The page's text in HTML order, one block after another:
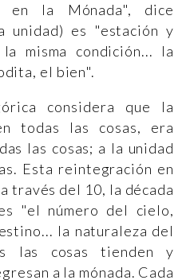
en la Mónada", dice
unidad) es "estación y
misma condición... la
el bien".
considera que la
todas las cosas, era
las cosas; a la unidad
Esta reintegración en
través del 10, la década
"el número del cielo,
la naturaleza del
las cosas tienden y
a la mónada. Cada